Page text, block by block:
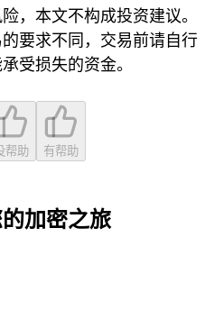
，本文不构成投资建议。
要求不同，交易前请自行
受损失的资金。
帮助 有帮助
加密之旅